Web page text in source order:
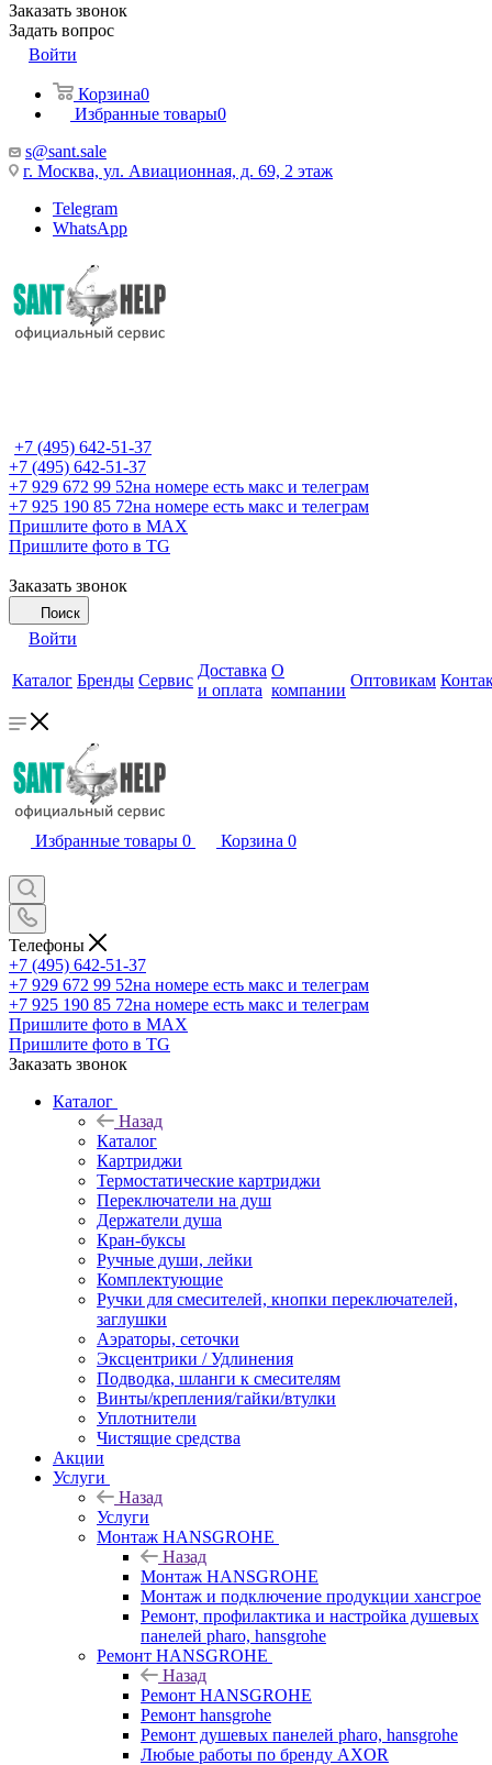
Заказать звонок
Задать вопрос
Войти
Корзина0
Избранные товары0
s@sant.sale
г. Москва, ул. Авиационная, д. 69, 2 этаж
Telegram
WhatsApp
+7 (495) 642-51-37
+7 (495) 642-51-37
+7 929 672 99 52на номере есть макс и телеграм
+7 925 190 85 72на номере есть макс и телеграм
Пришлите фото в MAX
Пришлите фото в TG
Заказать звонок
Поиск
Войти
Каталог Бренды Сервис
Доставка
и оплата
О
компании
Оптовикам
Избранные товары 0 Корзина 0
Телефоны
+7 (495) 642-51-37
+7 929 672 99 52на номере есть макс и телеграм
+7 925 190 85 72на номере есть макс и телеграм
Пришлите фото в MAX
Пришлите фото в TG
Заказать звонок
Каталог
Назад
Каталог
Картриджи
Термостатические картриджи
Переключатели на душ
Держатели душа
Кран-буксы
Ручные души, лейки
Комплектующие
Ручки для смесителей, кнопки переключателей,
заглушки
Аэраторы, сеточки
Эксцентрики / Удлинения
Подводка, шланги к смесителям
Винты/крепления/гайки/втулки
Уплотнители
Чистящие средства
Акции
Услуги
Назад
Услуги
Монтаж HANSGROHE
Назад
Монтаж HANSGROHE
Монтаж и подключение продукции хансгрое
Ремонт, профилактика и настройка душевых
панелей pharo, hansgrohe
Ремонт HANSGROHE
Назад
Ремонт HANSGROHE
Ремонт hansgrohe
Ремонт душевых панелей pharo, hansgrohe
Любые работы по бренду AXOR